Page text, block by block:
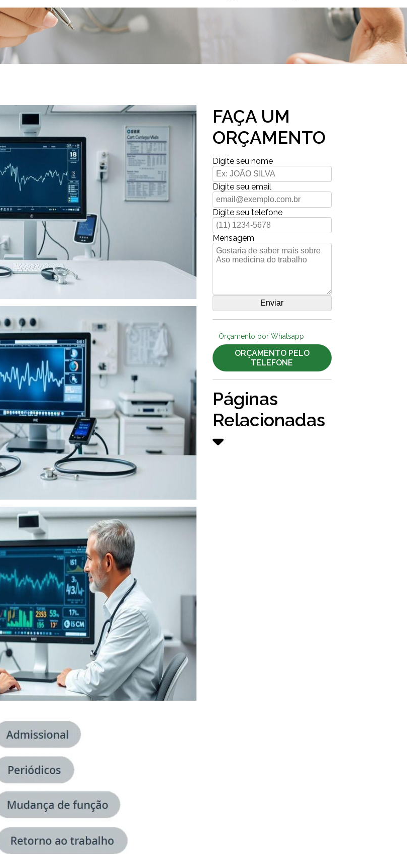
FAÇA UM
ORÇAMENTO
Digite seu nome
Digite seu email
Digite seu telefone
Mensagem
Orçamento por Whatsapp
ORÇAMENTO PELO
TELEFONE
Páginas
Relacionadas